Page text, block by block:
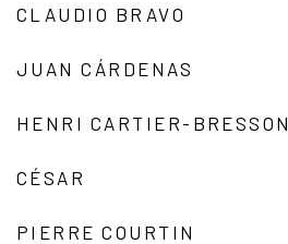
CLAUDIO BRAVO
JUAN CÁRDENAS
HENRI CARTIER-BRESSON
CÉSAR
PIERRE COURTIN